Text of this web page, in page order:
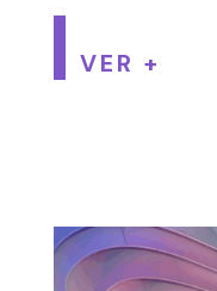
VER +